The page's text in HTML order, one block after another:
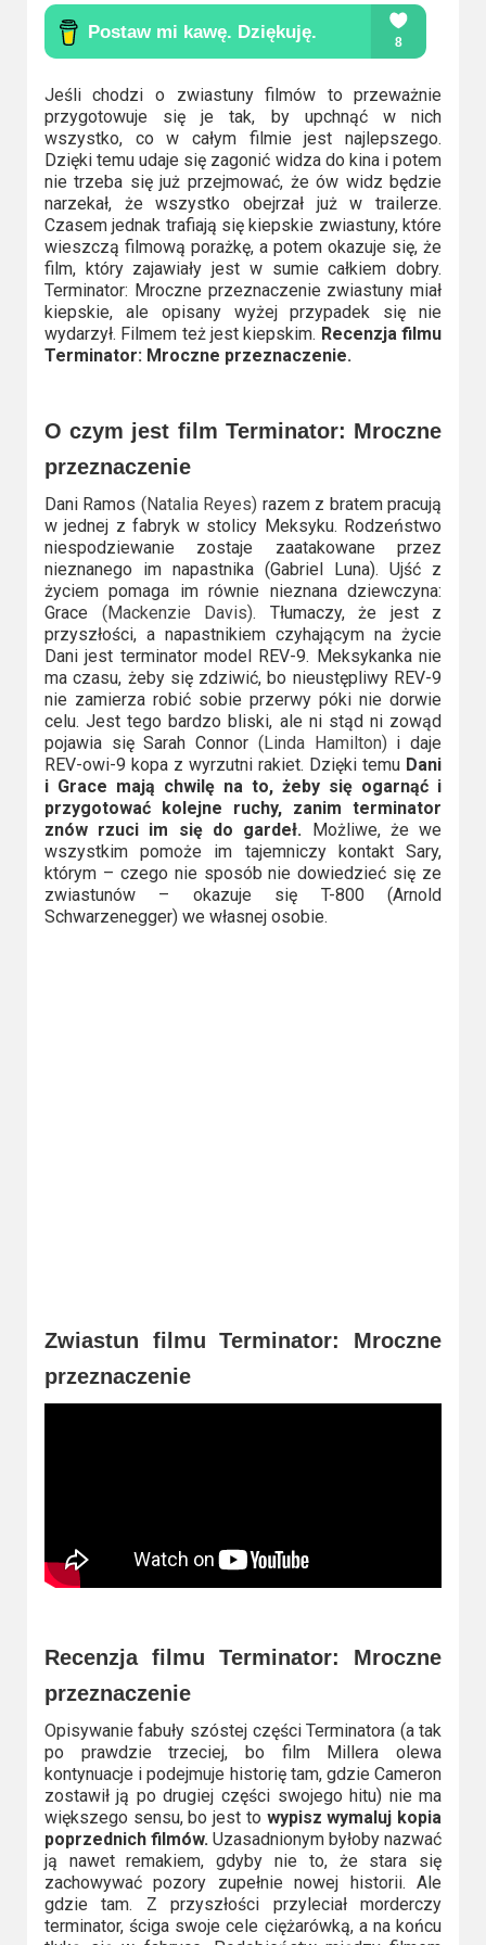
polskie
Komedie
Korea
Południowa
Filmy
oparte
na
faktach
Thrillery
Amazon
Prime
Video
Apple
TV
+
Disney+
HBO
Max
Netflix
Sky
Showtime
Podsumowania
2017
2015
Jeśli chodzi o zwiastuny filmów to przeważnie
przygotowuje się je tak, by upchnąć w nich
wszystko, co w całym filmie jest najlepszego.
Dzięki temu udaje się zagonić widza do kina i potem
nie trzeba się już przejmować, że ów widz będzie
narzekał, że wszystko obejrzał już w trailerze.
Czasem jednak trafiają się kiepskie zwiastuny, które
wieszczą filmową porażkę, a potem okazuje się, że
film, który zajawiały jest w sumie całkiem dobry.
Terminator: Mroczne przeznaczenie zwiastuny miał
kiepskie, ale opisany wyżej przypadek się nie
wydarzył. Filmem też jest kiepskim. Recenzja filmu
Terminator: Mroczne przeznaczenie.
O czym jest film Terminator: Mroczne
przeznaczenie
Dani Ramos (Natalia Reyes) razem z bratem pracują
w jednej z fabryk w stolicy Meksyku. Rodzeństwo
niespodziewanie zostaje zaatakowane przez
nieznanego im napastnika (Gabriel Luna). Ujść z
życiem pomaga im równie nieznana dziewczyna:
Grace (Mackenzie Davis). Tłumaczy, że jest z
przyszłości, a napastnikiem czyhającym na życie
Dani jest terminator model REV-9. Meksykanka nie
ma czasu, żeby się zdziwić, bo nieustępliwy REV-9
nie zamierza robić sobie przerwy póki nie dorwie
celu. Jest tego bardzo bliski, ale ni stąd ni zowąd
pojawia się Sarah Connor (Linda Hamilton) i daje
REV-owi-9 kopa z wyrzutni rakiet. Dzięki temu Dani
i Grace mają chwilę na to, żeby się ogarnąć i
przygotować kolejne ruchy, zanim terminator
znów rzuci im się do gardeł. Możliwe, że we
wszystkim pomoże im tajemniczy kontakt Sary,
którym – czego nie sposób nie dowiedzieć się ze
zwiastunów – okazuje się T-800 (Arnold
Schwarzenegger) we własnej osobie.
Zwiastun filmu Terminator: Mroczne
przeznaczenie
Recenzja filmu Terminator: Mroczne
przeznaczenie
Opisywanie fabuły szóstej części Terminatora (a tak
po prawdzie trzeciej, bo film Millera olewa
kontynuacje i podejmuje historię tam, gdzie Cameron
zostawił ją po drugiej części swojego hitu) nie ma
większego sensu, bo jest to wypisz wymaluj kopia
poprzednich filmów. Uzasadnionym byłoby nazwać
ją nawet remakiem, gdyby nie to, że stara się
zachowywać pozory zupełnie nowej historii. Ale
gdzie tam. Z przyszłości przyleciał morderczy
terminator, ściga swoje cele ciężarówką, a na końcu